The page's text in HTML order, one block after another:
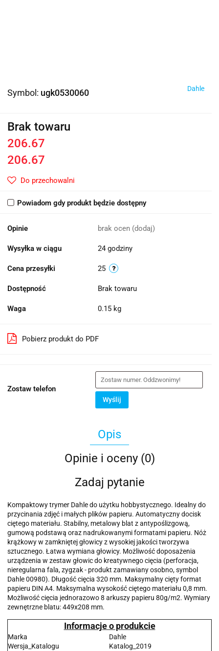
Symbol: ugk0530060 Dahle
Brak towaru
206.67
206.67
Do przechowalni
Powiadom gdy produkt będzie dostępny
Opinie brak ocen (dodaj)
Wysyłka w ciągu 24 godziny
Cena przesyłki 25
Dostępność Brak towaru
Waga 0.15 kg
Pobierz produkt do PDF
Zostaw telefon
Wyślij
Opis
Opinie i oceny (0)
Zadaj pytanie
Kompaktowy trymer Dahle do użytku hobbystycznego. Idealny do
przycinania zdjęć i małych plików papieru. Automatyczny docisk
ciętego materiału. Stabilny, metalowy blat z antypoślizgową,
gumową podstawą oraz nadrukowanymi formatami papieru. Nóż
krążkowy w zamkniętej głowicy z wysokiej jakości tworzywa
sztucznego. Łatwa wymiana głowicy. Możliwość doposażenia
urządzenia w zestaw głowic do kreatywnego cięcia (perforacja,
nieregularna fala, zygzak - produkt zamawiany osobno, symbol
Dahle 00980). Długość cięcia 320 mm. Maksymalny cięty format
papieru DIN A4. Maksymalna wysokość ciętego materiału 0,8 mm.
Możliwość cięcia jednorazowo 8 arkuszy papieru 80g/m2. Wymiary
zewnętrzne blatu: 449x208 mm.
Informacje o produkcie
Marka
Dahle
Wersja_Katalogu
Katalog_2019